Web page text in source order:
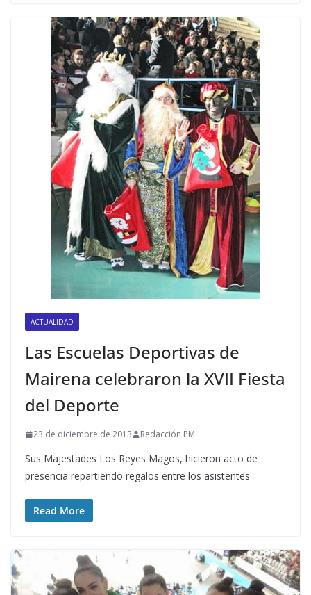
ACTUALIDAD
Las Escuelas Deportivas de
Mairena celebraron la XVII Fiesta
del Deporte
23 de diciembre de 2013 Redacción PM
Sus Majestades Los Reyes Magos, hicieron acto de
presencia repartiendo regalos entre los asistentes
Read More